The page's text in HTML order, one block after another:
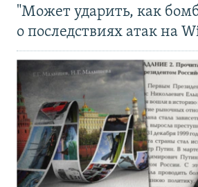
"Может ударить, как
о последствиях атак на